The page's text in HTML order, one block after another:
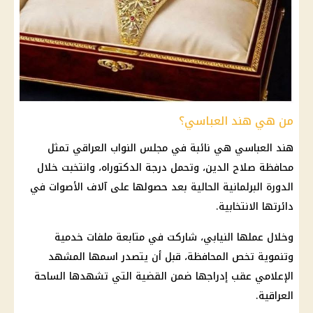
من هي هند العباسي؟
هند العباسي هي نائبة في مجلس النواب العراقي تمثل
محافظة صلاح الدين، وتحمل درجة الدكتوراه، وانتخبت خلال
الدورة البرلمانية الحالية بعد حصولها على آلاف الأصوات في
دائرتها الانتخابية.
وخلال عملها النيابي، شاركت في متابعة ملفات خدمية
وتنموية تخص المحافظة، قبل أن يتصدر اسمها المشهد
الإعلامي عقب إدراجها ضمن القضية التي تشهدها الساحة
العراقية.